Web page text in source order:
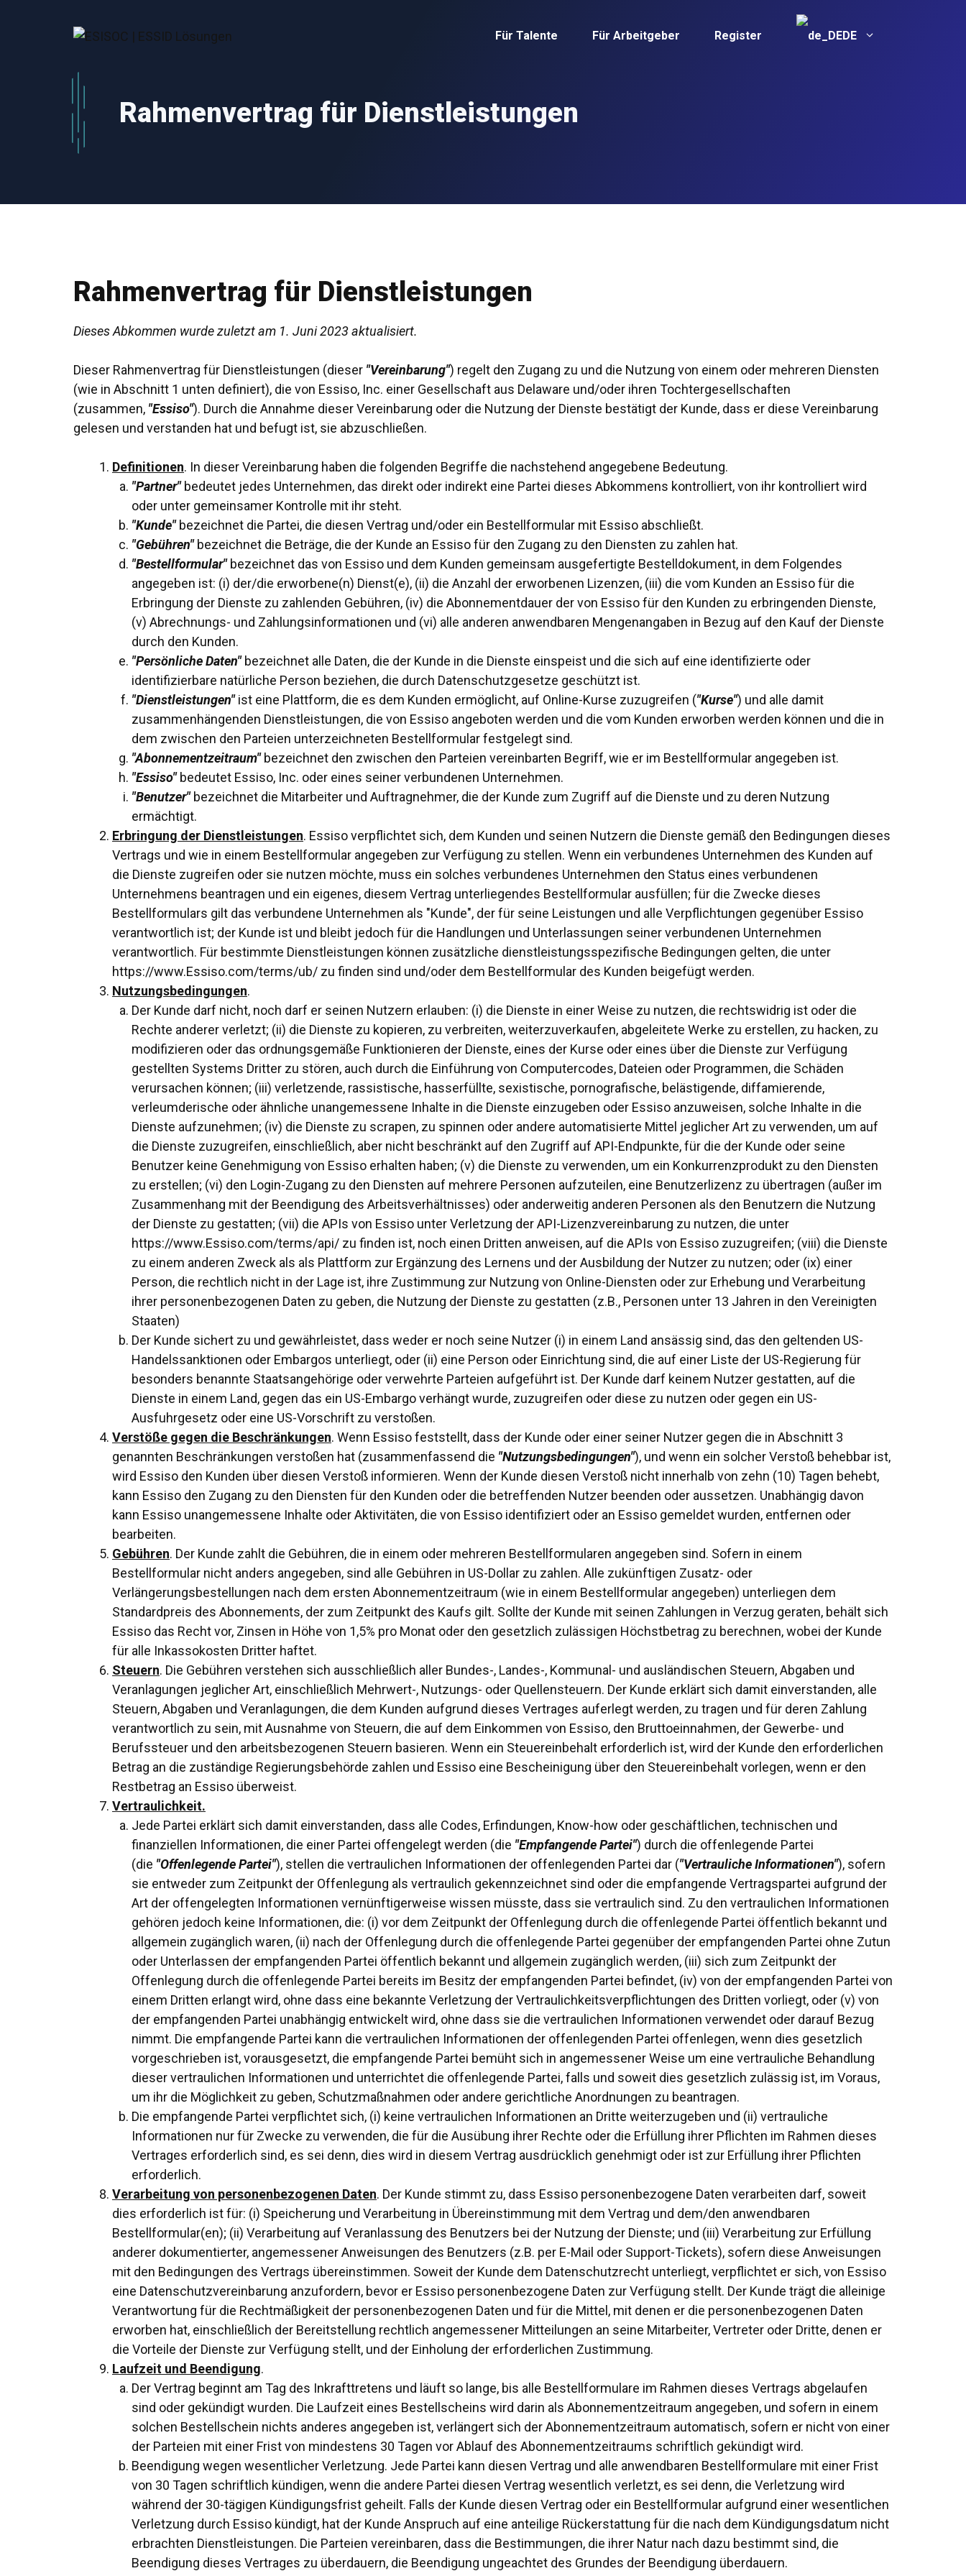
Für Talente Für Arbeitgeber Register DE
Rahmenvertrag für Dienstleistungen
Rahmenvertrag für Dienstleistungen
Dieses Abkommen wurde zuletzt am 1. Juni 2023 aktualisiert.
Dieser Rahmenvertrag für Dienstleistungen (dieser "Vereinbarung") regelt den Zugang zu und die Nutzung von einem oder mehreren Diensten
(wie in Abschnitt 1 unten definiert), die von Essiso, Inc. einer Gesellschaft aus Delaware und/oder ihren Tochtergesellschaften
(zusammen, "Essiso"). Durch die Annahme dieser Vereinbarung oder die Nutzung der Dienste bestätigt der Kunde, dass er diese Vereinbarung
gelesen und verstanden hat und befugt ist, sie abzuschließen.
Definitionen. In dieser Vereinbarung haben die folgenden Begriffe die nachstehend angegebene Bedeutung.
"Partner"bedeutet jedes Unternehmen, das direkt oder indirekt eine Partei dieses Abkommens kontrolliert, von ihr kontrolliert wird
oder unter gemeinsamer Kontrolle mit ihr steht.
"Kunde"bezeichnet die Partei, die diesen Vertrag und/oder ein Bestellformular mit Essiso abschließt.
"Gebühren"bezeichnet die Beträge, die der Kunde an Essiso für den Zugang zu den Diensten zu zahlen hat.
"Bestellformular"bezeichnet das von Essiso und dem Kunden gemeinsam ausgefertigte Bestelldokument, in dem Folgendes
angegeben ist: (i) der/die erworbene(n) Dienst(e), (ii) die Anzahl der erworbenen Lizenzen, (iii) die vom Kunden an Essiso für die
Erbringung der Dienste zu zahlenden Gebühren, (iv) die Abonnementdauer der von Essiso für den Kunden zu erbringenden Dienste,
(v) Abrechnungs- und Zahlungsinformationen und (vi) alle anderen anwendbaren Mengenangaben in Bezug auf den Kauf der Dienste
durch den Kunden.
"Persönliche Daten"bezeichnet alle Daten, die der Kunde in die Dienste einspeist und die sich auf eine identifizierte oder
identifizierbare natürliche Person beziehen, die durch Datenschutzgesetze geschützt ist.
"Dienstleistungen"ist eine Plattform, die es dem Kunden ermöglicht, auf Online-Kurse zuzugreifen ("Kurse") und alle damit
zusammenhängenden Dienstleistungen, die von Essiso angeboten werden und die vom Kunden erworben werden können und die in
dem zwischen den Parteien unterzeichneten Bestellformular festgelegt sind.
"Abonnementzeitraum"bezeichnet den zwischen den Parteien vereinbarten Begriff, wie er im Bestellformular angegeben ist.
"Essiso"bedeutet Essiso, Inc. oder eines seiner verbundenen Unternehmen.
"Benutzer"bezeichnet die Mitarbeiter und Auftragnehmer, die der Kunde zum Zugriff auf die Dienste und zu deren Nutzung
ermächtigt.
Erbringung der Dienstleistungen. Essiso verpflichtet sich, dem Kunden und seinen Nutzern die Dienste gemäß den Bedingungen dieses
Vertrags und wie in einem Bestellformular angegeben zur Verfügung zu stellen. Wenn ein verbundenes Unternehmen des Kunden auf
die Dienste zugreifen oder sie nutzen möchte, muss ein solches verbundenes Unternehmen den Status eines verbundenen
Unternehmens beantragen und ein eigenes, diesem Vertrag unterliegendes Bestellformular ausfüllen; für die Zwecke dieses
Bestellformulars gilt das verbundene Unternehmen als "Kunde", der für seine Leistungen und alle Verpflichtungen gegenüber Essiso
verantwortlich ist; der Kunde ist und bleibt jedoch für die Handlungen und Unterlassungen seiner verbundenen Unternehmen
verantwortlich. Für bestimmte Dienstleistungen können zusätzliche dienstleistungsspezifische Bedingungen gelten, die unter
https://www.Essiso.com/terms/ub/ zu finden sind und/oder dem Bestellformular des Kunden beigefügt werden.
Nutzungsbedingungen.
Der Kunde darf nicht, noch darf er seinen Nutzern erlauben: (i) die Dienste in einer Weise zu nutzen, die rechtswidrig ist oder die
Rechte anderer verletzt; (ii) die Dienste zu kopieren, zu verbreiten, weiterzuverkaufen, abgeleitete Werke zu erstellen, zu hacken, zu
modifizieren oder das ordnungsgemäße Funktionieren der Dienste, eines der Kurse oder eines über die Dienste zur Verfügung
gestellten Systems Dritter zu stören, auch durch die Einführung von Computercodes, Dateien oder Programmen, die Schäden
verursachen können; (iii) verletzende, rassistische, hasserfüllte, sexistische, pornografische, belästigende, diffamierende,
verleumderische oder ähnliche unangemessene Inhalte in die Dienste einzugeben oder Essiso anzuweisen, solche Inhalte in die
Dienste aufzunehmen; (iv) die Dienste zu scrapen, zu spinnen oder andere automatisierte Mittel jeglicher Art zu verwenden, um auf
die Dienste zuzugreifen, einschließlich, aber nicht beschränkt auf den Zugriff auf API-Endpunkte, für die der Kunde oder seine
Benutzer keine Genehmigung von Essiso erhalten haben; (v) die Dienste zu verwenden, um ein Konkurrenzprodukt zu den Diensten
zu erstellen; (vi) den Login-Zugang zu den Diensten auf mehrere Personen aufzuteilen, eine Benutzerlizenz zu übertragen (außer im
Zusammenhang mit der Beendigung des Arbeitsverhältnisses) oder anderweitig anderen Personen als den Benutzern die Nutzung
der Dienste zu gestatten; (vii) die APIs von Essiso unter Verletzung der API-Lizenzvereinbarung zu nutzen, die unter
https://www.Essiso.com/terms/api/ zu finden ist, noch einen Dritten anweisen, auf die APIs von Essiso zuzugreifen; (viii) die Dienste
zu einem anderen Zweck als als Plattform zur Ergänzung des Lernens und der Ausbildung der Nutzer zu nutzen; oder (ix) einer
Person, die rechtlich nicht in der Lage ist, ihre Zustimmung zur Nutzung von Online-Diensten oder zur Erhebung und Verarbeitung
ihrer personenbezogenen Daten zu geben, die Nutzung der Dienste zu gestatten (z.B., Personen unter 13 Jahren in den Vereinigten
Staaten)
Der Kunde sichert zu und gewährleistet, dass weder er noch seine Nutzer (i) in einem Land ansässig sind, das den geltenden US-
Handelssanktionen oder Embargos unterliegt, oder (ii) eine Person oder Einrichtung sind, die auf einer Liste der US-Regierung für
besonders benannte Staatsangehörige oder verwehrte Parteien aufgeführt ist. Der Kunde darf keinem Nutzer gestatten, auf die
Dienste in einem Land, gegen das ein US-Embargo verhängt wurde, zuzugreifen oder diese zu nutzen oder gegen ein US-
Ausfuhrgesetz oder eine US-Vorschrift zu verstoßen.
Verstöße gegen die Beschränkungen. Wenn Essiso feststellt, dass der Kunde oder einer seiner Nutzer gegen die in Abschnitt 3
genannten Beschränkungen verstoßen hat (zusammenfassend die "Nutzungsbedingungen"), und wenn ein solcher Verstoß behebbar ist,
wird Essiso den Kunden über diesen Verstoß informieren. Wenn der Kunde diesen Verstoß nicht innerhalb von zehn (10) Tagen behebt,
kann Essiso den Zugang zu den Diensten für den Kunden oder die betreffenden Nutzer beenden oder aussetzen. Unabhängig davon
kann Essiso unangemessene Inhalte oder Aktivitäten, die von Essiso identifiziert oder an Essiso gemeldet wurden, entfernen oder
bearbeiten.
Gebühren. Der Kunde zahlt die Gebühren, die in einem oder mehreren Bestellformularen angegeben sind. Sofern in einem
Bestellformular nicht anders angegeben, sind alle Gebühren in US-Dollar zu zahlen. Alle zukünftigen Zusatz- oder
Verlängerungsbestellungen nach dem ersten Abonnementzeitraum (wie in einem Bestellformular angegeben) unterliegen dem
Standardpreis des Abonnements, der zum Zeitpunkt des Kaufs gilt. Sollte der Kunde mit seinen Zahlungen in Verzug geraten, behält sich
Essiso das Recht vor, Zinsen in Höhe von 1,5% pro Monat oder den gesetzlich zulässigen Höchstbetrag zu berechnen, wobei der Kunde
für alle Inkassokosten Dritter haftet.
Steuern. Die Gebühren verstehen sich ausschließlich aller Bundes-, Landes-, Kommunal- und ausländischen Steuern, Abgaben und
Veranlagungen jeglicher Art, einschließlich Mehrwert-, Nutzungs- oder Quellensteuern. Der Kunde erklärt sich damit einverstanden, alle
Steuern, Abgaben und Veranlagungen, die dem Kunden aufgrund dieses Vertrages auferlegt werden, zu tragen und für deren Zahlung
verantwortlich zu sein, mit Ausnahme von Steuern, die auf dem Einkommen von Essiso, den Bruttoeinnahmen, der Gewerbe- und
Berufssteuer und den arbeitsbezogenen Steuern basieren. Wenn ein Steuereinbehalt erforderlich ist, wird der Kunde den erforderlichen
Betrag an die zuständige Regierungsbehörde zahlen und Essiso eine Bescheinigung über den Steuereinbehalt vorlegen, wenn er den
Restbetrag an Essiso überweist.
Vertraulichkeit.
Jede Partei erklärt sich damit einverstanden, dass alle Codes, Erfindungen, Know-how oder geschäftlichen, technischen und
finanziellen Informationen, die einer Partei offengelegt werden (die "Empfangende Partei") durch die offenlegende Partei
(die "Offenlegende Partei"), stellen die vertraulichen Informationen der offenlegenden Partei dar ("Vertrauliche Informationen"), sofern
sie entweder zum Zeitpunkt der Offenlegung als vertraulich gekennzeichnet sind oder die empfangende Vertragspartei aufgrund der
Art der offengelegten Informationen vernünftigerweise wissen müsste, dass sie vertraulich sind. Zu den vertraulichen Informationen
gehören jedoch keine Informationen, die: (i) vor dem Zeitpunkt der Offenlegung durch die offenlegende Partei öffentlich bekannt und
allgemein zugänglich waren, (ii) nach der Offenlegung durch die offenlegende Partei gegenüber der empfangenden Partei ohne Zutun
oder Unterlassen der empfangenden Partei öffentlich bekannt und allgemein zugänglich werden, (iii) sich zum Zeitpunkt der
Offenlegung durch die offenlegende Partei bereits im Besitz der empfangenden Partei befindet, (iv) von der empfangenden Partei von
einem Dritten erlangt wird, ohne dass eine bekannte Verletzung der Vertraulichkeitsverpflichtungen des Dritten vorliegt, oder (v) von
der empfangenden Partei unabhängig entwickelt wird, ohne dass sie die vertraulichen Informationen verwendet oder darauf Bezug
nimmt. Die empfangende Partei kann die vertraulichen Informationen der offenlegenden Partei offenlegen, wenn dies gesetzlich
vorgeschrieben ist, vorausgesetzt, die empfangende Partei bemüht sich in angemessener Weise um eine vertrauliche Behandlung
dieser vertraulichen Informationen und unterrichtet die offenlegende Partei, falls und soweit dies gesetzlich zulässig ist, im Voraus,
um ihr die Möglichkeit zu geben, Schutzmaßnahmen oder andere gerichtliche Anordnungen zu beantragen.
Die empfangende Partei verpflichtet sich, (i) keine vertraulichen Informationen an Dritte weiterzugeben und (ii) vertrauliche
Informationen nur für Zwecke zu verwenden, die für die Ausübung ihrer Rechte oder die Erfüllung ihrer Pflichten im Rahmen dieses
Vertrages erforderlich sind, es sei denn, dies wird in diesem Vertrag ausdrücklich genehmigt oder ist zur Erfüllung ihrer Pflichten
erforderlich.
Verarbeitung von personenbezogenen Daten. Der Kunde stimmt zu, dass Essiso personenbezogene Daten verarbeiten darf, soweit
dies erforderlich ist für: (i) Speicherung und Verarbeitung in Übereinstimmung mit dem Vertrag und dem/den anwendbaren
Bestellformular(en); (ii) Verarbeitung auf Veranlassung des Benutzers bei der Nutzung der Dienste; und (iii) Verarbeitung zur Erfüllung
anderer dokumentierter, angemessener Anweisungen des Benutzers (z.B. per E-Mail oder Support-Tickets), sofern diese Anweisungen
mit den Bedingungen des Vertrags übereinstimmen. Soweit der Kunde dem Datenschutzrecht unterliegt, verpflichtet er sich, von Essiso
eine Datenschutzvereinbarung anzufordern, bevor er Essiso personenbezogene Daten zur Verfügung stellt. Der Kunde trägt die alleinige
Verantwortung für die Rechtmäßigkeit der personenbezogenen Daten und für die Mittel, mit denen er die personenbezogenen Daten
erworben hat, einschließlich der Bereitstellung rechtlich angemessener Mitteilungen an seine Mitarbeiter, Vertreter oder Dritte, denen er
die Vorteile der Dienste zur Verfügung stellt, und der Einholung der erforderlichen Zustimmung.
Laufzeit und Beendigung.
Der Vertrag beginnt am Tag des Inkrafttretens und läuft so lange, bis alle Bestellformulare im Rahmen dieses Vertrags abgelaufen
sind oder gekündigt wurden. Die Laufzeit eines Bestellscheins wird darin als Abonnementzeitraum angegeben, und sofern in einem
solchen Bestellschein nichts anderes angegeben ist, verlängert sich der Abonnementzeitraum automatisch, sofern er nicht von einer
der Parteien mit einer Frist von mindestens 30 Tagen vor Ablauf des Abonnementzeitraums schriftlich gekündigt wird.
Beendigung wegen wesentlicher Verletzung. Jede Partei kann diesen Vertrag und alle anwendbaren Bestellformulare mit einer Frist
von 30 Tagen schriftlich kündigen, wenn die andere Partei diesen Vertrag wesentlich verletzt, es sei denn, die Verletzung wird
während der 30-tägigen Kündigungsfrist geheilt. Falls der Kunde diesen Vertrag oder ein Bestellformular aufgrund einer wesentlichen
Verletzung durch Essiso kündigt, hat der Kunde Anspruch auf eine anteilige Rückerstattung für die nach dem Kündigungsdatum nicht
erbrachten Dienstleistungen. Die Parteien vereinbaren, dass die Bestimmungen, die ihrer Natur nach dazu bestimmt sind, die
Beendigung dieses Vertrages zu überdauern, die Beendigung ungeachtet des Grundes der Beendigung überdauern.